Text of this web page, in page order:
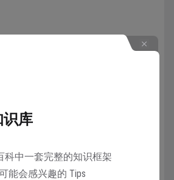
识库
科中一套完整的知识框架
能会感兴趣的 Tips